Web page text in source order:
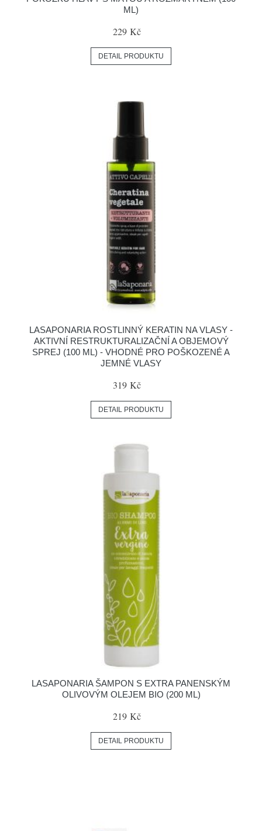
ML)
229 Kč
DETAIL PRODUKTU
LASAPONARIA ROSTLINNÝ KERATIN NA VLASY -
AKTIVNÍ RESTRUKTURALIZAČNÍ A OBJEMOVÝ
SPREJ (100 ML) - VHODNÉ PRO POŠKOZENÉ A
JEMNÉ VLASY
319 Kč
DETAIL PRODUKTU
LASAPONARIA ŠAMPON S EXTRA PANENSKÝM
OLIVOVÝM OLEJEM BIO (200 ML)
219 Kč
DETAIL PRODUKTU